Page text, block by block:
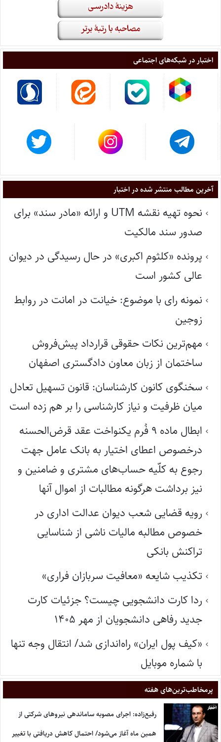
اختبار در شبکه‌های اجتماعی
آخرین مطالب منتشر شده در اختبار
نحوه تهیه نقشه UTM و ارائه «مادر سند» برای
صدور سند مالکیت
پرونده «کلثوم اکبری» در حال رسیدگی در دیوان
عالی کشور است
نمونه رای با موضوع: خیانت در امانت در روابط
زوجین
مهم‌ترین نکات حقوقی قرارداد پیش‌فروش
ساختمان از زبان معاون دادگستری اصفهان
سخنگوی کانون کارشناسان: قانون تسهیل تعادل
میان ظرفیت و نیاز کارشناسی را بر هم زده است
ابطال ماده ۹ فُرم یکنواخت عقد قرض‌الحسنه
درخصوص اعطای اختیار به بانک عامل جهت
رجوع به کلّیه حساب‌های مشتری و ضامنین و
نیز برداشت هرگونه مطالبات از اموال آنها
رویه قضایی شعب دیوان عدالت اداری در
خصوص مطالبه مالیات ناشی از شناسایی
تراکنش بانکی
تکذیب شایعه «معافیت سربازان فراری»
ردا کارت دانشجویی چیست؟ جزئیات کارت
جدید رفاهی دانشجویان از مهر ۱۴۰۵
«کیف پول ایران» راه‌اندازی شد/ انتقال وجه تنها
با شماره موبایل
پر‌مخاطب‌ترین‌های هفته
رفیع‌زاده: اجرای مصوبه ساماندهی نیروهای شرکتی از
همین ماه آغاز می‌شود/ احتمال کاهش دریافتی با تغییر